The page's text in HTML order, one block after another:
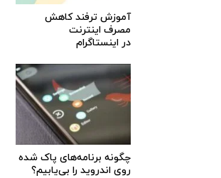
آموزش ترفند کاهش
مصرف اینترنت
در اینستاگرام
چگونه برنامه‌های پاک شده
روی اندروید را بی‌یابیم؟